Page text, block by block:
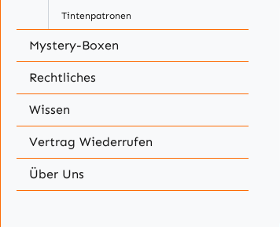
Tintenpatronen
Mystery-Boxen
Rechtliches
Wissen
Vertrag Wiederrufen
Über Uns